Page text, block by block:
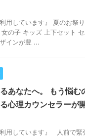
用しています』 夏のお祭
の子 キッズ 上下セット
インが豊 ...
あなたへ。 もう悩む
心理カウンセラーが
利用しています』 人前で